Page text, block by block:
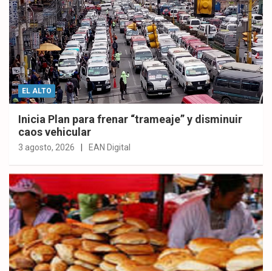
EL ALTO
Inicia Plan para frenar “trameaje” y disminuir
caos vehicular
3 agosto, 2026 EAN Digital